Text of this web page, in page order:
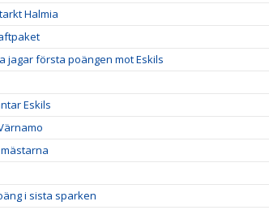
Halmia
jagar första poängen mot Eskils
Eskils
i sista sparken